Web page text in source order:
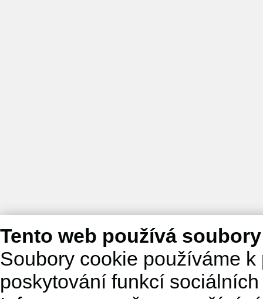
Tento web používá
Soubory cookie používáme
poskytování funkcí